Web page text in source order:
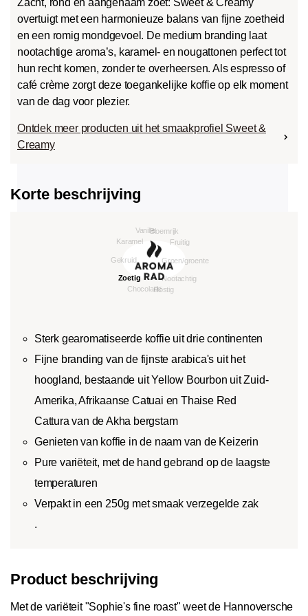
Zacht, rond en aangenaam zoet: Sweet & Creamy
overtuigt met een harmonieuze balans van fijne zoetheid
en een romig mondgevoel. De medium branding laat
nootachtige aroma’s, karamel- en nougattonen perfect tot
hun recht komen, zonder te overheersen. Als espresso of
café crème zorgt deze toegankelijke koffie op elk moment
van de dag voor plezier.
Ontdek meer producten uit het smaakprofiel Sweet &
Creamy
Korte beschrijving
Sterk gearomatiseerde koffie uit drie continenten
Fijne branding van de fijnste arabica's uit het
hoogland, bestaande uit Yellow Bourbon uit Zuid-
Amerika, Afrikaanse Catuai en Thaise Red
Cattura van de Akha bergstam
Genieten van koffie in de naam van de Keizerin
Pure variëteit, met de hand gebrand op de laagste
temperaturen
Verpakt in een 250g met smaak verzegelde zak
.
Product beschrijving
Met de variëteit "Sophie's fine roast" weet de Hannoversche